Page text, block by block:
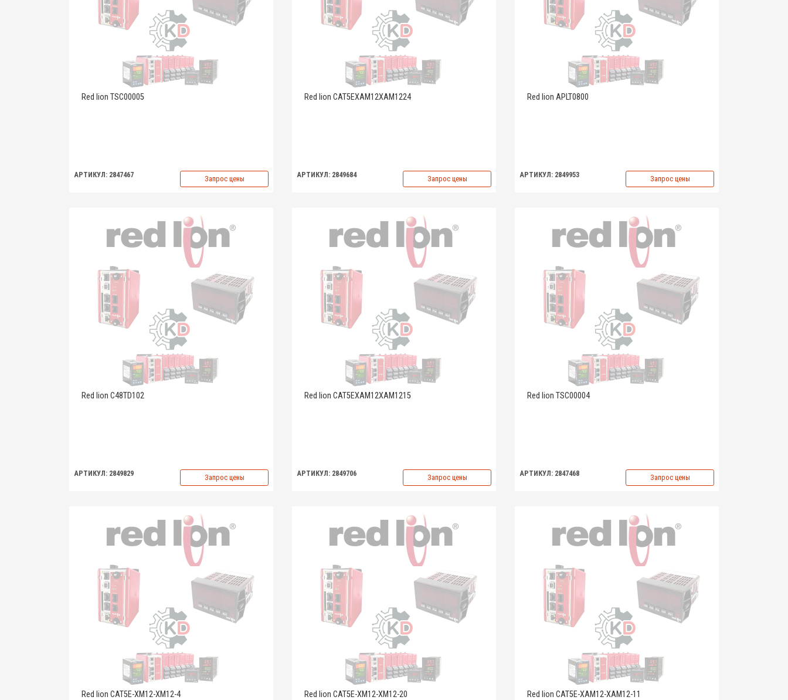
Red lion TSC00005
АРТИКУЛ: 2847467 Запрос цены
Red lion CAT5EXAM12XAM1224
АРТИКУЛ: 2849684 Запрос цены
Red lion APLT0800
АРТИКУЛ: 2849953 Запрос цены
Red lion C48TD102
АРТИКУЛ: 2849829 Запрос цены
Red lion CAT5EXAM12XAM1215
АРТИКУЛ: 2849706 Запрос цены
Red lion TSC00004
АРТИКУЛ: 2847468 Запрос цены
Red lion CAT5E-XM12-XM12-4 Red lion CAT5E-XM12-XM12-20 Red lion CAT5E-XAM12-XAM12-11